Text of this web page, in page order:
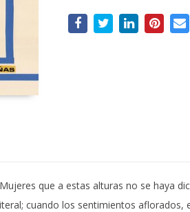
que a estas alturas no se haya
cuando los sentimientos